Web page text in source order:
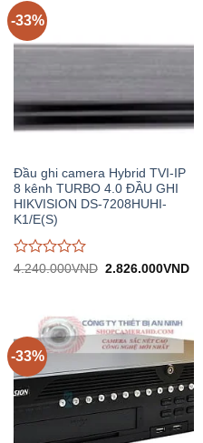
-33%
Đầu ghi camera Hybrid TVI-IP
8 kênh TURBO 4.0 ĐẦU GHI
HIKVISION DS-7208HUHI-
K1/E(S)
Được
5
4.240.000VND Giá
2.826.000VNDGiá
-33%